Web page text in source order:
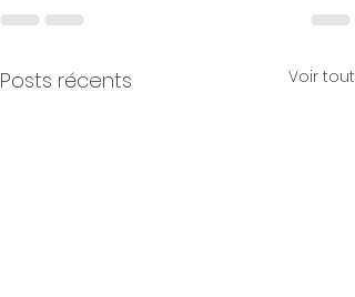
Posts récents Voir tout